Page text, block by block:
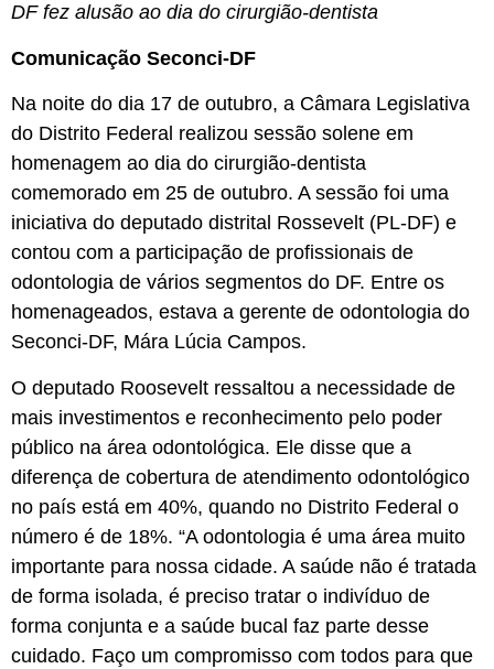
DF fez alusão ao dia do cirurgião-dentista
Comunicação Seconci-DF
Na noite do dia 17 de outubro, a Câmara Legislativa
do Distrito Federal realizou sessão solene em
homenagem ao dia do cirurgião-dentista
comemorado em 25 de outubro. A sessão foi uma
iniciativa do deputado distrital Rossevelt (PL-DF) e
contou com a participação de profissionais de
odontologia de vários segmentos do DF. Entre os
homenageados, estava a gerente de odontologia do
Seconci-DF, Mára Lúcia Campos.
O deputado Roosevelt ressaltou a necessidade de
mais investimentos e reconhecimento pelo poder
público na área odontológica. Ele disse que a
diferença de cobertura de atendimento odontológico
no país está em 40%, quando no Distrito Federal o
número é de 18%. “A odontologia é uma área muito
importante para nossa cidade. A saúde não é tratada
de forma isolada, é preciso tratar o indivíduo de
forma conjunta e a saúde bucal faz parte desse
cuidado. Faço um compromisso com todos para que